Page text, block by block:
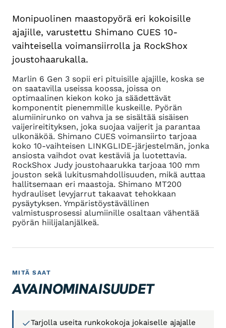
Monipuolinen maastopyörä eri kokoisille
ajajille, varustettu Shimano CUES 10-
vaihteisella voimansiirrolla ja RockShox
joustohaarukalla.
Marlin 6 Gen 3 sopii eri pituisille ajajille, koska se
on saatavilla useissa koossa, joissa on
optimaalinen kiekon koko ja säädettävät
komponentit pienemmille kuskeille. Pyörän
alumiinirunko on vahva ja se sisältää sisäisen
vaijerireitityksen, joka suojaa vaijerit ja parantaa
ulkonäköä. Shimano CUES voimansiirto tarjoaa
koko 10-vaihteisen LINKGLIDE-järjestelmän, jonka
ansiosta vaihdot ovat kestäviä ja luotettavia.
RockShox Judy joustohaarukka tarjoaa 100 mm
jouston sekä lukitusmahdollisuuden, mikä auttaa
hallitsemaan eri maastoja. Shimano MT200
hydrauliset levyjarrut takaavat tehokkaan
pysäytyksen. Ympäristöystävällinen
valmistusprosessi alumiinille osaltaan vähentää
pyörän hiilijalanjälkeä.
MITÄ SAAT
AVAINOMINAISUUDET
Tarjolla useita runkokokoja jokaiselle ajajalle